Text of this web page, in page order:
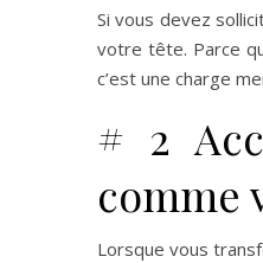
Si vous devez
votre tête. Parce
c’est une charge
# 2
comme
Lorsque vous